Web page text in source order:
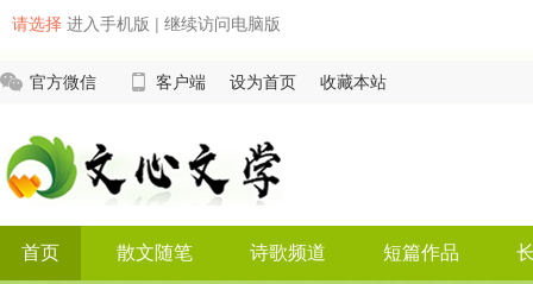
请选择 进入手机版 | 继续访问电脑版
官方微信 客户端 设为首页 收藏本站
首页 散文随笔 诗歌频道 短篇作品